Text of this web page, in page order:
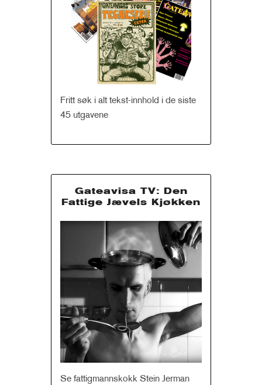
Fritt søk i alt tekst-innhold i de siste
45 utgavene
Gateavisa TV: Den
Fattige Jævels Kjøkken
Se fattigmannskokk Stein Jerman